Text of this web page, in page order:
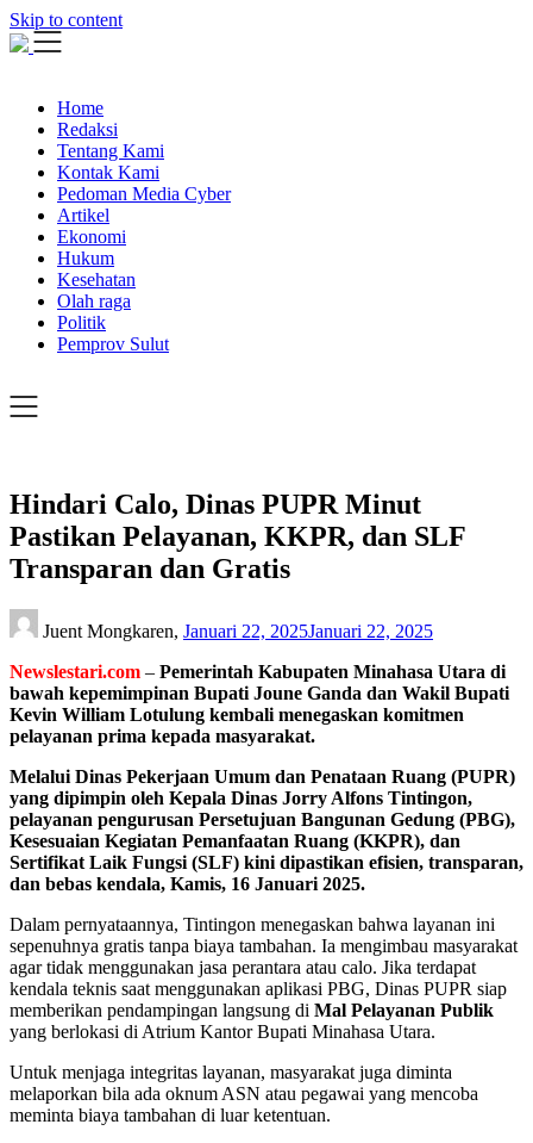
Skip to content
Home
Redaksi
Tentang Kami
Kontak Kami
Pedoman Media Cyber
Artikel
Ekonomi
Hukum
Kesehatan
Olah raga
Politik
Pemprov Sulut
Hindari Calo, Dinas PUPR Minut
Pastikan Pelayanan, KKPR, dan SLF
Transparan dan Gratis
Juent Mongkaren, Januari 22, 2025Januari 22, 2025
Newslestari.com – Pemerintah Kabupaten Minahasa Utara di
bawah kepemimpinan Bupati Joune Ganda dan Wakil Bupati
Kevin William Lotulung kembali menegaskan komitmen
pelayanan prima kepada masyarakat.
Melalui Dinas Pekerjaan Umum dan Penataan Ruang (PUPR)
yang dipimpin oleh Kepala Dinas Jorry Alfons Tintingon,
pelayanan pengurusan Persetujuan Bangunan Gedung (PBG),
Kesesuaian Kegiatan Pemanfaatan Ruang (KKPR), dan
Sertifikat Laik Fungsi (SLF) kini dipastikan efisien, transparan,
dan bebas kendala, Kamis, 16 Januari 2025.
Dalam pernyataannya, Tintingon menegaskan bahwa layanan ini
sepenuhnya gratis tanpa biaya tambahan. Ia mengimbau masyarakat
agar tidak menggunakan jasa perantara atau calo. Jika terdapat
kendala teknis saat menggunakan aplikasi PBG, Dinas PUPR siap
memberikan pendampingan langsung di Mal Pelayanan Publik
yang berlokasi di Atrium Kantor Bupati Minahasa Utara.
Untuk menjaga integritas layanan, masyarakat juga diminta
melaporkan bila ada oknum ASN atau pegawai yang mencoba
meminta biaya tambahan di luar ketentuan.